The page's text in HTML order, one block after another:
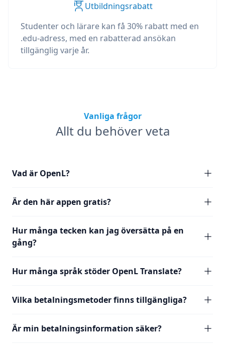
Utbildningsrabatt
Studenter och lärare kan få 30% rabatt med en
.edu-adress, med en rabatterad ansökan
tillgänglig varje år.
Vanliga frågor
Allt du behöver veta
Vad är OpenL?
Är den här appen gratis?
Hur många tecken kan jag översätta på en
gång?
Hur många språk stöder OpenL Translate?
Vilka betalningsmetoder finns tillgängliga?
Är min betalningsinformation säker?